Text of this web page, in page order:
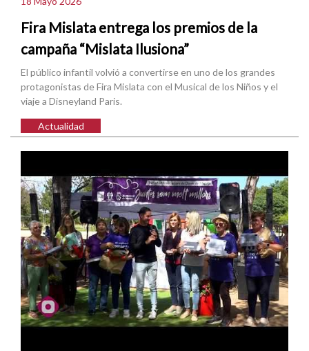
Fira Mislata entrega los premios de la
campaña “Mislata Ilusiona”
El público infantil volvió a convertirse en uno de los grandes
protagonistas de Fira Mislata con el Musical de los Niños y el
viaje a Disneyland Paris.
Actualidad